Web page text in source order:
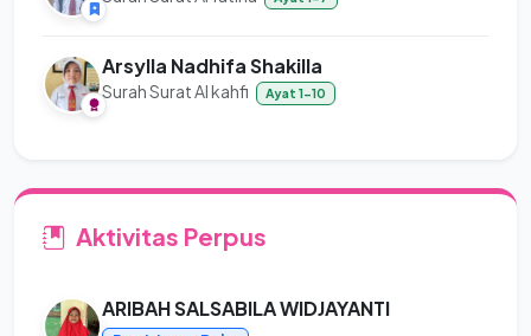
Arsylla Nadhifa Shakilla
Surah Surat Al kahfi Ayat 1-10
Aktivitas Perpus
ARIBAH SALSABILA WIDJAYANTI